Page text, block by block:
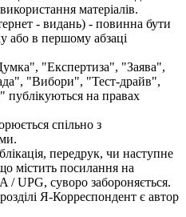
матеріалів.
- видань) - повинна бути
або в першому абзаці
"Експертиза", "Заява",
"Вибори", "Тест-драйв",
на правах
спільно з
передрук, чи наступне
містить посилання на
/ UPG, суворо забороняється.
Я-Корреспондент є автор